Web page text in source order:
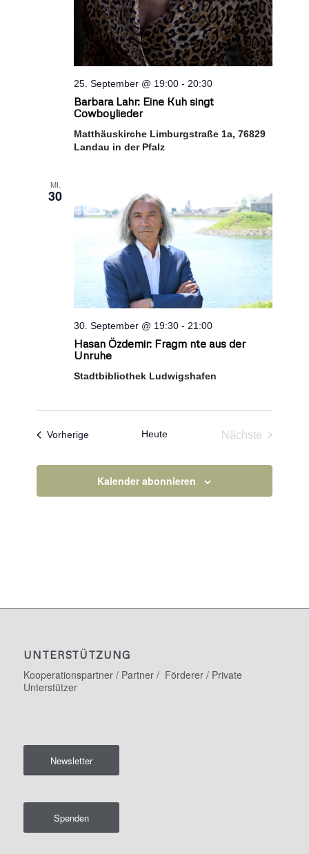
Barbara Lahr: Eine Kuh singt
Cowboylieder
25. September @ 19:00 - 20:30
Matthäuskirche Limburgstraße 1a, 76829
Landau in der Pfalz
MI.
30
Hasan Özdemir: Fragm nte aus der
Unruhe
30. September @ 19:30 - 21:00
Stadtbibliothek Ludwigshafen
VorherigeVeranstaltungen
Heute
Nächste
Kalender abonnieren
UNTERSTÜTZUNG
Kooperationspartner / Partner / Förderer / Private
Unterstützer
Newsletter
Spenden